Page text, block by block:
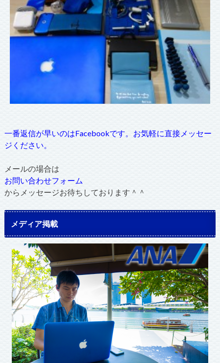
一番返信が早いのはFacebookです。お気軽に直接メッセー
ジください。
メールの場合は
お問い合わせフォーム
からメッセージお待ちしております＾＾
メディア掲載